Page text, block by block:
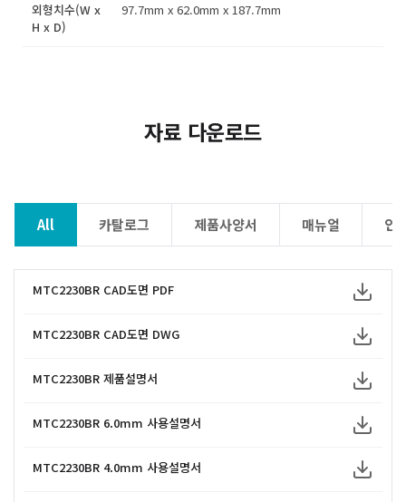
외형치수(W x
H x D)
97.7mm x 62.0mm x 187.7mm
자료 다운로드
All 카탈로그 제품사양서 매뉴얼 인
MTC2230BR CAD도면 PDF
MTC2230BR CAD도면 DWG
MTC2230BR 제품설명서
MTC2230BR 6.0mm 사용설명서
MTC2230BR 4.0mm 사용설명서